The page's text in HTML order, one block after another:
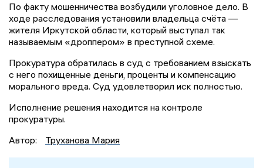
По факту мошенничества возбудили уголовное дело. В
ходе расследования установили владельца счёта —
жителя Иркутской области, который выступал так
называемым «дроппером» в преступной схеме.
Прокуратура обратилась в суд с требованием взыскать
с него похищенные деньги, проценты и компенсацию
морального вреда. Суд удовлетворил иск полностью.
Исполнение решения находится на контроле
прокуратуры.
Автор:
Труханова Мария